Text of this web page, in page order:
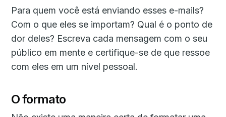
Para quem você está enviando esses e-mails?
Com o que eles se importam? Qual é o ponto de
dor deles? Escreva cada mensagem com o seu
público em mente e certifique-se de que ressoe
com eles em um nível pessoal.
O formato